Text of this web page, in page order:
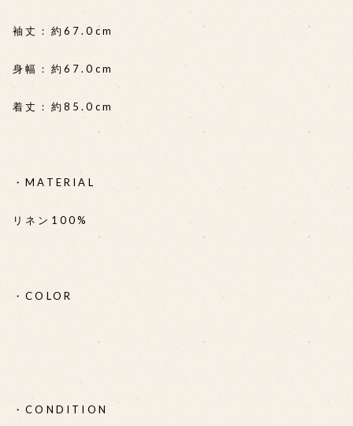
袖丈：約67.0cm
身幅：約67.0cm
着丈：約85.0cm
・MATERIAL
リネン100%
・COLOR
・CONDITION